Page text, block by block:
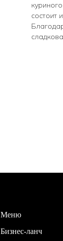
состоит
Меню
Бизнес-ланч